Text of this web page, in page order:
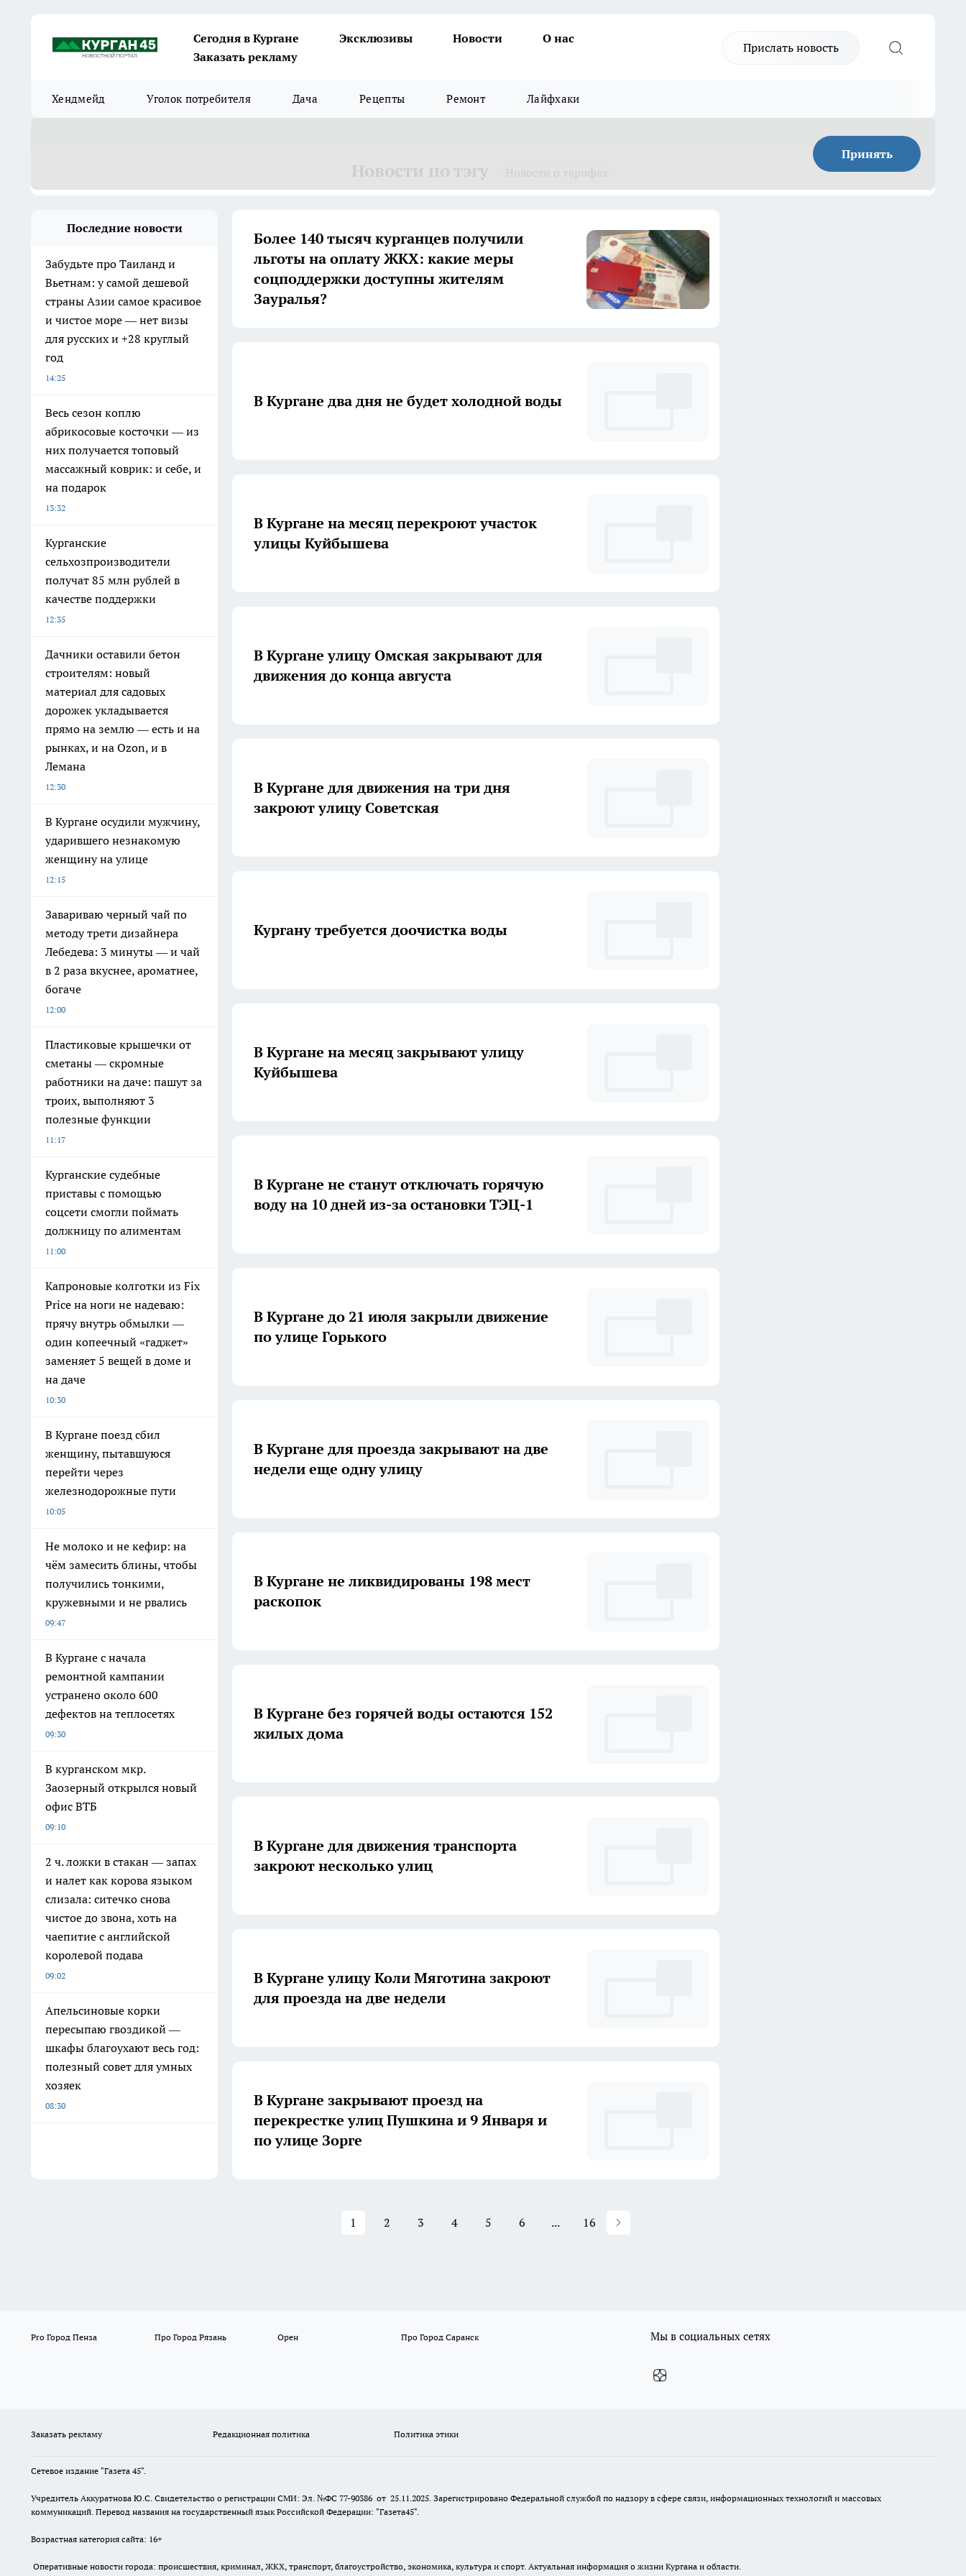
Сегодня в Кургане Эксклюзивы Новости
О нас
Заказать рекламу
Прислать новость
Хендмейд Уголок потребителя Дача Рецепты Ремонт Лайфхаки
Принять
Последние новости
Забудьте про Таиланд и
Вьетнам: у самой дешевой
страны Азии самое красивое
и чистое море — нет визы
для русских и +28 круглый
год
14:25
Весь сезон коплю
абрикосовые косточки — из
них получается топовый
массажный коврик: и себе, и
на подарок
13:32
Курганские
сельхозпроизводители
получат 85 млн рублей в
качестве поддержки
12:35
Дачники оставили бетон
строителям: новый
материал для садовых
дорожек укладывается
прямо на землю — есть и на
рынках, и на Ozon, и в
Лемана
12:30
В Кургане осудили мужчину,
ударившего незнакомую
женщину на улице
12:15
Завариваю черный чай по
методу трети дизайнера
Лебедева: 3 минуты — и чай
в 2 раза вкуснее, ароматнее,
богаче
12:00
Пластиковые крышечки от
сметаны — скромные
работники на даче: пашут за
троих, выполняют 3
полезные функции
11:17
Курганские судебные
приставы с помощью
соцсети смогли поймать
должницу по алиментам
11:00
Капроновые колготки из Fix
Price на ноги не надеваю:
прячу внутрь обмылки —
один копеечный «гаджет»
заменяет 5 вещей в доме и
на даче
10:30
В Кургане поезд сбил
женщину, пытавшуюся
перейти через
железнодорожные пути
10:05
Не молоко и не кефир: на
чём замесить блины, чтобы
получились тонкими,
кружевными и не рвались
09:47
В Кургане с начала
ремонтной кампании
устранено около 600
дефектов на теплосетях
09:30
В курганском мкр.
Заозерный открылся новый
офис ВТБ
09:10
2 ч. ложки в стакан — запах
и налет как корова языком
слизала: ситечко снова
чистое до звона, хоть на
чаепитие с английской
королевой подава
09:02
Апельсиновые корки
пересыпаю гвоздикой —
шкафы благоухают весь год:
полезный совет для умных
хозяек
08:30
Более 140 тысяч курганцев получили
льготы на оплату ЖКХ: какие меры
соцподдержки доступны жителям
Зауралья?
В Кургане два дня не будет холодной воды
В Кургане на месяц перекроют участок
улицы Куйбышева
В Кургане улицу Омская закрывают для
движения до конца августа
В Кургане для движения на три дня
закроют улицу Советская
Кургану требуется доочистка воды
В Кургане на месяц закрывают улицу
Куйбышева
В Кургане не станут отключать горячую
воду на 10 дней из-за остановки ТЭЦ-1
В Кургане до 21 июля закрыли движение
по улице Горького
В Кургане для проезда закрывают на две
недели еще одну улицу
В Кургане не ликвидированы 198 мест
раскопок
В Кургане без горячей воды остаются 152
жилых дома
В Кургане для движения транспорта
закроют несколько улиц
В Кургане улицу Коли Мяготина закроют
для проезда на две недели
В Кургане закрывают проезд на
перекрестке улиц Пушкина и 9 Января и
по улице Зорге
1 2 3 4 5 6 ... 16
Pro Город Пенза Про Город Рязань Орен Про Город Саранск Мы в социальных сетях
Заказать рекламу Редакционная политика Политика этики
Сетевое издание "Газета 45".
Учредитель Аккуратнова Ю.С. Свидетельство о регистрации СМИ: Эл. №ФС 77-90386 от 25.11.2025. Зарегистрировано Федеральной службой по надзору в сфере связи, информационных технологий и массовых
коммуникаций. Перевод названия на государственный язык Российской Федерации: "Газета45".
Возрастная категория сайта: 16+
Оперативные новости города: происшествия, криминал, ЖКХ, транспорт, благоустройство, экономика, культура и спорт. Актуальная информация о жизни Кургана и области.